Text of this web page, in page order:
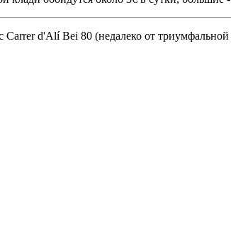
Carrer d'Alí Bei 80 (недалеко от